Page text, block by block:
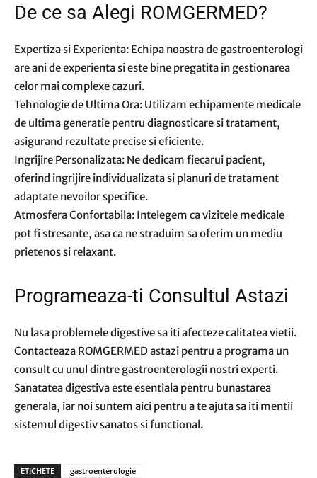
De ce sa Alegi ROMGERMED?
Expertiza si Experienta: Echipa noastra de gastroenterologi
are ani de experienta si este bine pregatita in gestionarea
celor mai complexe cazuri.
Tehnologie de Ultima Ora: Utilizam echipamente medicale
de ultima generatie pentru diagnosticare si tratament,
asigurand rezultate precise si eficiente.
Ingrijire Personalizata: Ne dedicam fiecarui pacient,
oferind ingrijire individualizata si planuri de tratament
adaptate nevoilor specifice.
Atmosfera Confortabila: Intelegem ca vizitele medicale
pot fi stresante, asa ca ne straduim sa oferim un mediu
prietenos si relaxant.
Programeaza-ti Consultul Astazi
Nu lasa problemele digestive sa iti afecteze calitatea vietii.
Contacteaza ROMGERMED astazi pentru a programa un
consult cu unul dintre gastroenterologii nostri experti.
Sanatatea digestiva este esentiala pentru bunastarea
generala, iar noi suntem aici pentru a te ajuta sa iti mentii
sistemul digestiv sanatos si functional.
ETICHETE gastroenterologie